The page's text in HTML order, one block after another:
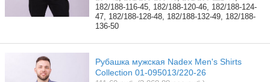
182/188-116-45, 182/188-120-46, 182/188-124-
47, 182/188-128-48, 182/188-132-49, 182/188-
136-50
Рубашка мужская Nadex Men's Shirts
Collection 01-095013/220-26